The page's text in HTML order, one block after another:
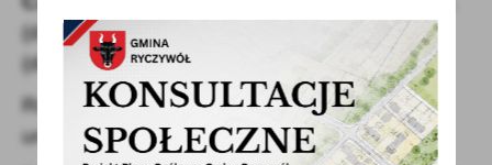
(data ogłoszenia) do 30 czerwca 2021 r.
(decyduje data stempla pocztowego).
Rozstrzygnięcie konkursu nastąpi podczas
uroczystej Gali.